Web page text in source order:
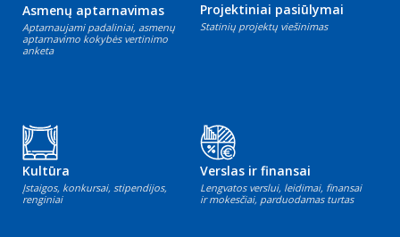
Asmenų aptarnavimas
Aptarnaujami padaliniai, asmenų
aptarnavimo kokybės vertinimo
anketa
Projektiniai pasiūlymai
Statinių projektų viešinimas
Kultūra
Įstaigos, konkursai, stipendijos,
renginiai
Verslas ir finansai
Lengvatos verslui, leidimai, finansai
ir mokesčiai, parduodamas turtas